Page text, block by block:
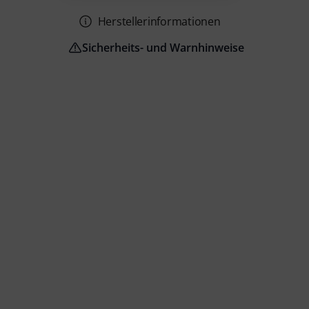
Herstellerinformationen
Sicherheits- und Warnhinweise